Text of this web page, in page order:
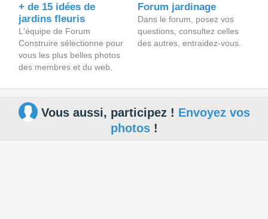
+ de 15 idées de
jardins fleuris
L'équipe de Forum
Construire sélectionne pour
vous les plus belles photos
des membres et du web.
Forum jardinage
Dans le forum, posez vos
questions, consultez celles
des autres, entraidez-vous.
Vous aussi, participez ! Envoyez vos
photos!